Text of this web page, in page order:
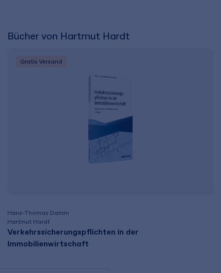
Bücher von Hartmut Hardt
Gratis Versand
Hans-Thomas Damm
Hartmut Hardt
Verkehrssicherungs­pflichten in der
Immobilienwirtschaft